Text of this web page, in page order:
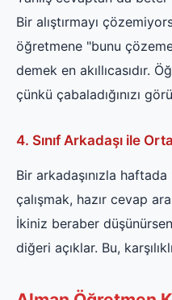
Bir alıştırmayı
öğretmene "bunu
demek en akıllıcasıdır.
çünkü çabaladığınızı
4. Sınıf Arkadaşı ile
Bir arkadaşınızla
çalışmak, hazır cevap
İkiniz beraber
diğeri açıklar. Bu,